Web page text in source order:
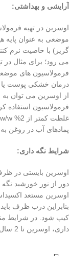
آرایشی و بهداشتی:
اوسرین در تهیه
موضعی به عنوان پایه
گریز) با خاصیت نرم
می رود؛ برای مثال در
فرمولاسیون های
درمان خشکی پوست
از اوسرین می توان به
فرمولاسیون استفاده
پمادهای آب در روغن
شرایط نگه داری:
اوسرین بایستی در
دور از نور خورشید نگه
اوسرین مستعد
بنابراین درب ظرف باید
کیپ شود. در شرایط
داری، اوسرین تا 2 سال انقضا دارد.